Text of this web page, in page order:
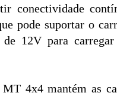
conectividade
pode suportar o
de 12V para
4x4 mantém as